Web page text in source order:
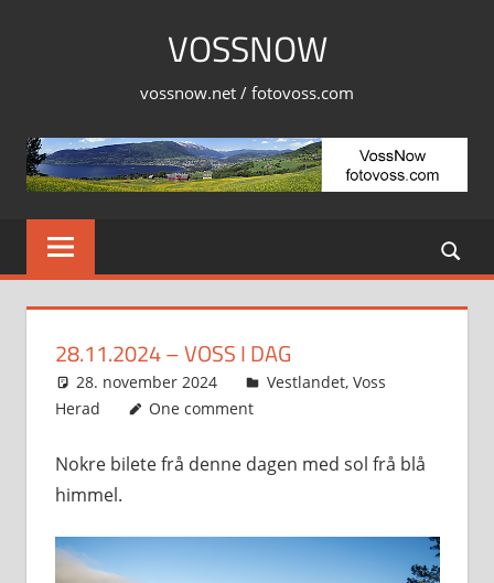
VOSSNOW
vossnow.net / fotovoss.com
28.11.2024 – VOSS I DAG
28. november 2024 Svein
Vestlandet, Voss
Herad
One comment
Nokre bilete frå denne dagen med sol frå blå
himmel.